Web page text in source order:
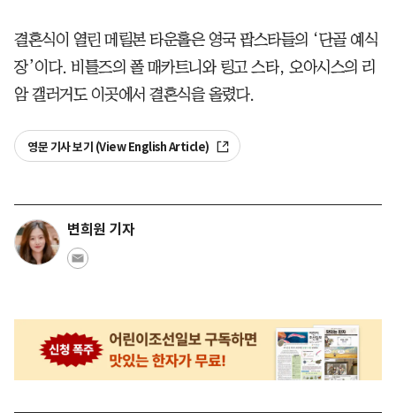
결혼식이 열린 메릴본 타운홀은 영국 팝스타들의 ‘단골 예식
장’이다. 비틀즈의 폴 매카트니와 링고 스타, 오아시스의 리
암 갤러거도 이곳에서 결혼식을 올렸다.
영문 기사 보기 (View English Article)
변희원 기자